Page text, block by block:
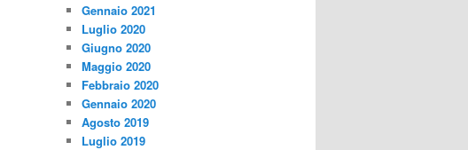
Gennaio 2021
Luglio 2020
Giugno 2020
Maggio 2020
Febbraio 2020
Gennaio 2020
Agosto 2019
Luglio 2019